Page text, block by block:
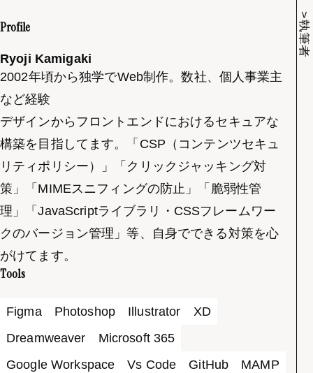
執筆者
Profile
Ryoji Kamigaki
2002年頃から独学でWeb制作。数社、個人事業主
など経験
デザインからフロントエンドにおけるセキュアな
構築を目指してます。「CSP（コンテンツセキュ
リティポリシー）」「クリックジャッキング対
策」「MIMEスニフィングの防止」「脆弱性管
理」「JavaScriptライブラリ・CSSフレームワー
クのバージョン管理」等、自身でできる対策を心
がけてます。
Tools
Figma Photoshop Illustrator
XD
Dreamweaver
Microsoft 365
Google Workspace
Vs Code GitHub
MAMP